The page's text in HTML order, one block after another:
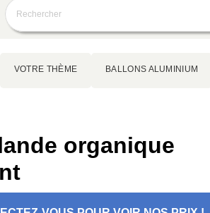
VOTRE THÈME BALLONS ALUMINIUM
organique